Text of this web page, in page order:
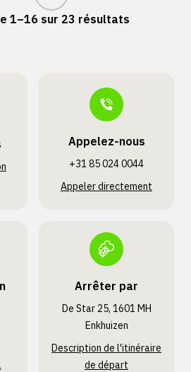
1–16 sur 23 résultats
Appelez-nous
+31 85 024 0044
Appeler directement
Arrêter par
De Star 25, 1601 MH
Enkhuizen
Description de l'itinéraire
de départ